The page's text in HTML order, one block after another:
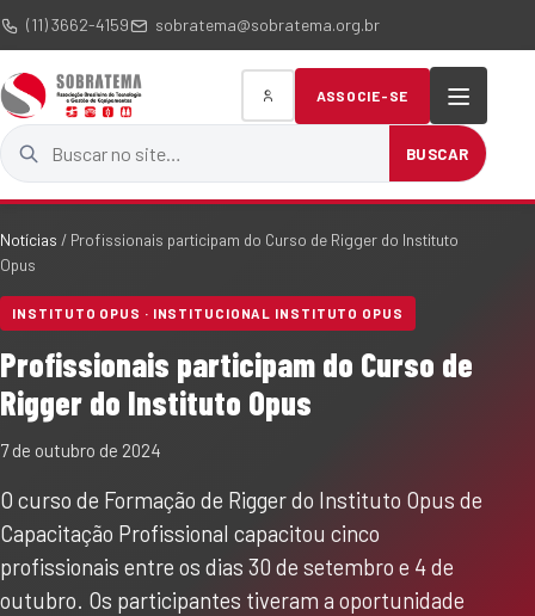
(11) 3662-4159 sobratema@sobratema.org.br
Buscar no site
BUSCAR
ASSOCIE-SE
Notícias / Profissionais participam do Curso de Rigger do Instituto
Opus
INSTITUTO OPUS · INSTITUCIONAL INSTITUTO OPUS
Profissionais participam do Curso de
Rigger do Instituto Opus
7 de outubro de 2024
O curso de Formação de Rigger do Instituto Opus de
Capacitação Profissional capacitou cinco
profissionais entre os dias 30 de setembro e 4 de
outubro. Os participantes tiveram a oportunidade